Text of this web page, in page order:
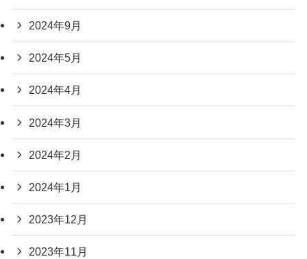
2024年9月
2024年5月
2024年4月
2024年3月
2024年2月
2024年1月
2023年12月
2023年11月